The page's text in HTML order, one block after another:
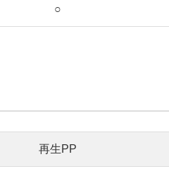
○
再生PP